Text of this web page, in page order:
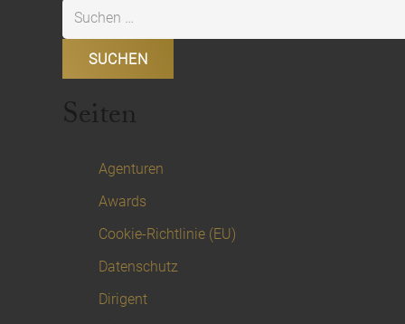
Suchen
nach:
Seiten
Agenturen
Awards
Cookie-Richtlinie (EU)
Datenschutz
Dirigent